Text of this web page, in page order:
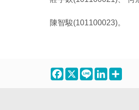
陳智駿(101100023)。
Facebook
X Line LinkedIn